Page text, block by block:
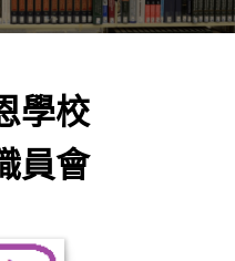
學校
員會